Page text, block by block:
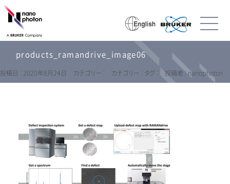
products_ramandrive_image06
投稿日 : 2020年8月24日 カテゴリー : カテゴリー : タグ : 投稿者 : nanophoton